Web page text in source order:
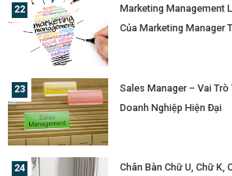
Marketing Management
Của Marketing Manager
Sales Manager – Vai
Doanh Nghiệp Hiện Đại
Chân Bàn Chữ U, Chữ K,